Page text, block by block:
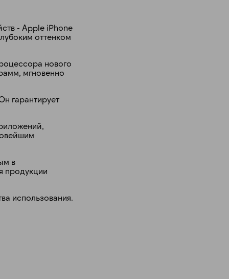
- Apple iPhone
оттенком
нового
мгновенно
гарантирует
в
продукции
использования.